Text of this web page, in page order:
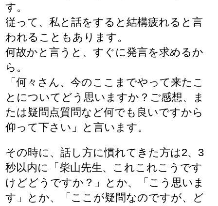
す。
従って、私と話をすると結構疲れると言
われることもあります。
何故かと言うと、すぐに発言を求めるか
ら。
「何々さん、今のここまでやって来たこ
とについてどう思いますか？ご感想、ま
たは疑問点質問など何でも良いですから
仰って下さい」と言います。
その時に、話し方に慣れてきた方は2、3
秒以内に「柴山先生、これこれこうです
けどどうですか？」とか、「こう思いま
す」とか、「ここが疑問なのですが、ど